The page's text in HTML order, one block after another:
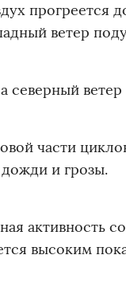
прогреется
ветер
северный ветер
части
и грозы.
активность
высоким